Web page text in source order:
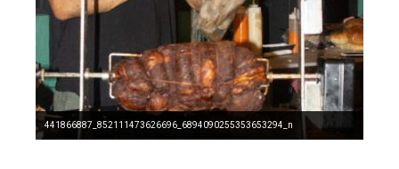
441866887_852111473626696_6894090255353653294_n